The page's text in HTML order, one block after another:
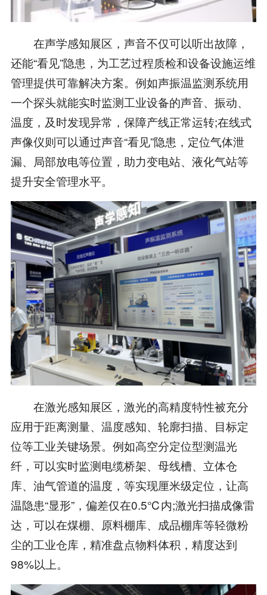
在声学感知展区，声音不仅可以听出故障，
还能“看见”隐患，为工艺过程质检和设备设施运维
管理提供可靠解决方案。例如声振温监测系统用
一个探头就能实时监测工业设备的声音、振动、
温度，及时发现异常，保障产线正常运转;在线式
声像仪则可以通过声音“看见”隐患，定位气体泄
漏、局部放电等位置，助力变电站、液化气站等
提升安全管理水平。
在激光感知展区，激光的高精度特性被充分
应用于距离测量、温度感知、轮廓扫描、目标定
位等工业关键场景。例如高空分定位型测温光
纤，可以实时监测电缆桥架、母线槽、立体仓
库、油气管道的温度，等实现厘米级定位，让高
温隐患“显形”，偏差仅在0.5℃内;激光扫描成像雷
达，可以在煤棚、原料棚库、成品棚库等轻微粉
尘的工业仓库，精准盘点物料体积，精度达到
98%以上。